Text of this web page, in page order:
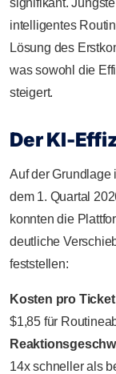
intelligentes
Lösung des
was sowohl die
steigert.
Der KI-
Auf der Grundlage
dem 1. Quartal
konnten die
deutliche
feststellen:
Kosten pro Ticket
$1,85 für
14x schneller als